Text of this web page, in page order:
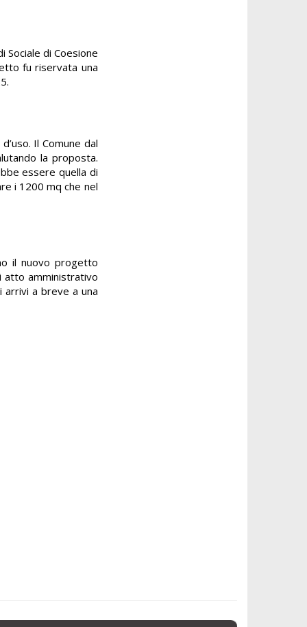
Sociale di Coesione
fu riservata una
Il Comune dal
la proposta.
essere quella di
i 1200 mq che nel
il nuovo progetto
atto amministrativo
arrivi a breve a una